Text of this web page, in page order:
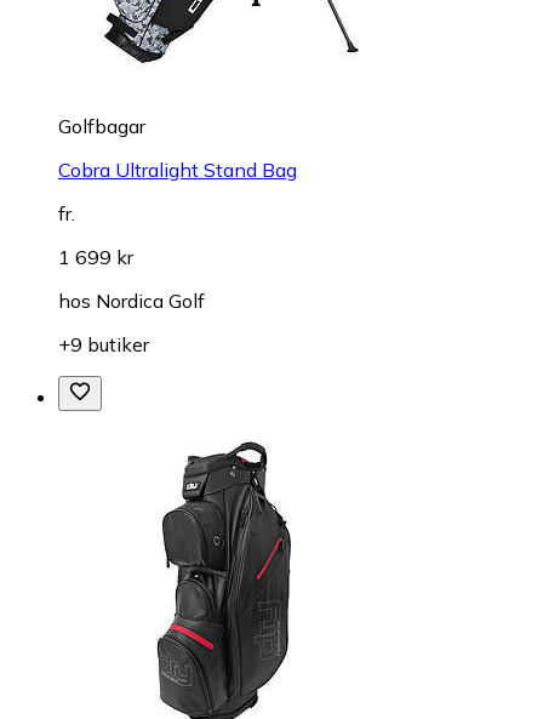
Golfbagar
Cobra Ultralight Stand Bag
fr.
1 699 kr
hos Nordica Golf
+9 butiker